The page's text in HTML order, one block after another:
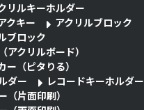
リルキーホルダー
クキー
アクリルブロック
ブロック
アクリルボード）
ー（ピタりる）
ダー
レコードキーホルダー
（片面印刷）